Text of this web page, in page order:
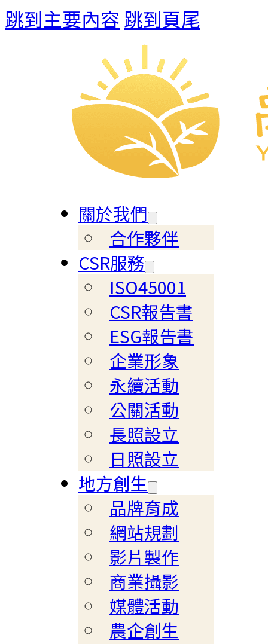
跳到主要內容跳到頁尾
關於我們
合作夥伴
CSR服務
ISO45001
CSR報告書
ESG報告書
企業形象
永續活動
公關活動
長照設立
日照設立
地方創生
品牌育成
網站規劃
影片製作
商業攝影
媒體活動
農企創生